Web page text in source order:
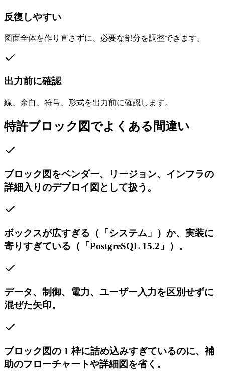
反復しやすい
図面全体を作り直さずに、必要な部分を調整できます。
出力前に確認
線、余白、符号、形式を出力前に確認します。
特許ブロック図でよくある間違い
ブロック図をベンダー、リージョン、インフラの
詳細入りのデプロイ図として扱う。
ボックスが広すぎる（「システム」）か、実装に
寄りすぎている（「PostgreSQL 15.2」）。
データ、制御、電力、ユーザー入力を区別せずに
混ぜた矢印。
ブロック図の 1 枠に詰め込みすぎているのに、補
助のフローチャートや詳細図を省く。